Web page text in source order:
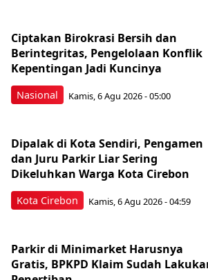
Nasional
Ciptakan Birokrasi Bersih dan
Berintegritas, Pengelolaan Konflik
Kepentingan Jadi Kuncinya
Kamis, 6 Agu 2026 - 05:00
Kota Cirebon
Dipalak di Kota Sendiri, Pengamen
dan Juru Parkir Liar Sering
Dikeluhkan Warga Kota Cirebon
Kamis, 6 Agu 2026 - 04:59
Parkir di Minimarket Harusnya
Gratis, BPKPD Klaim Sudah